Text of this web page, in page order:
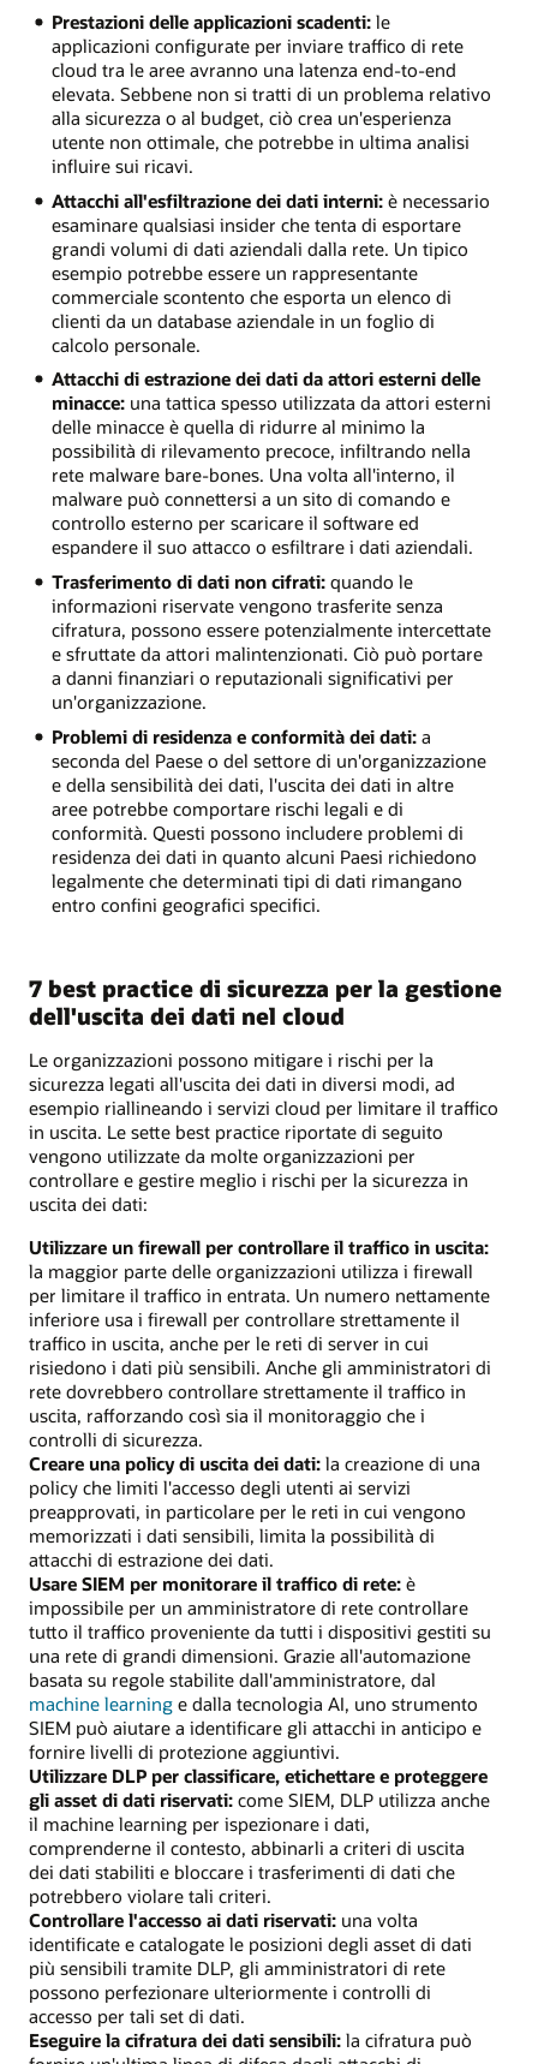
Prestazioni delle applicazioni scadenti:le
applicazioni configurate per inviare traffico di rete
cloud tra le aree avranno una latenza end-to-end
elevata. Sebbene non si tratti di un problema relativo
alla sicurezza o al budget, ciò crea un'esperienza
utente non ottimale, che potrebbe in ultima analisi
influire sui ricavi.
Attacchi all'esfiltrazione dei dati interni:è necessario
esaminare qualsiasi insider che tenta di esportare
grandi volumi di dati aziendali dalla rete. Un tipico
esempio potrebbe essere un rappresentante
commerciale scontento che esporta un elenco di
clienti da un database aziendale in un foglio di
calcolo personale.
Attacchi di estrazione dei dati da attori esterni delle
minacce:una tattica spesso utilizzata da attori esterni
delle minacce è quella di ridurre al minimo la
possibilità di rilevamento precoce, infiltrando nella
rete malware bare-bones. Una volta all'interno, il
malware può connettersi a un sito di comando e
controllo esterno per scaricare il software ed
espandere il suo attacco o esfiltrare i dati aziendali.
Trasferimento di dati non cifrati:quando le
informazioni riservate vengono trasferite senza
cifratura, possono essere potenzialmente intercettate
e sfruttate da attori malintenzionati. Ciò può portare
a danni finanziari o reputazionali significativi per
un'organizzazione.
Problemi di residenza e conformità dei dati:a
seconda del Paese o del settore di un'organizzazione
e della sensibilità dei dati, l'uscita dei dati in altre
aree potrebbe comportare rischi legali e di
conformità. Questi possono includere problemi di
residenza dei dati in quanto alcuni Paesi richiedono
legalmente che determinati tipi di dati rimangano
entro confini geografici specifici.
7 best practice di sicurezza per la gestione
dell'uscita dei dati nel cloud
Le organizzazioni possono mitigare i rischi per la
sicurezza legati all'uscita dei dati in diversi modi, ad
esempio riallineando i servizi cloud per limitare il traffico
in uscita. Le sette best practice riportate di seguito
vengono utilizzate da molte organizzazioni per
controllare e gestire meglio i rischi per la sicurezza in
uscita dei dati:
Utilizzare un firewall per controllare il traffico in uscita:
la maggior parte delle organizzazioni utilizza i firewall
per limitare il traffico in entrata. Un numero nettamente
inferiore usa i firewall per controllare strettamente il
traffico in uscita, anche per le reti di server in cui
risiedono i dati più sensibili. Anche gli amministratori di
rete dovrebbero controllare strettamente il traffico in
uscita, rafforzando così sia il monitoraggio che i
controlli di sicurezza.
Creare una policy di uscita dei dati: la creazione di una
policy che limiti l'accesso degli utenti ai servizi
preapprovati, in particolare per le reti in cui vengono
memorizzati i dati sensibili, limita la possibilità di
attacchi di estrazione dei dati.
Usare SIEM per monitorare il traffico di rete: è
impossibile per un amministratore di rete controllare
tutto il traffico proveniente da tutti i dispositivi gestiti su
una rete di grandi dimensioni. Grazie all'automazione
basata su regole stabilite dall'amministratore, dal
machine learning e dalla tecnologia AI, uno strumento
SIEM può aiutare a identificare gli attacchi in anticipo e
fornire livelli di protezione aggiuntivi.
Utilizzare DLP per classificare, etichettare e proteggere
gli asset di dati riservati: come SIEM, DLP utilizza anche
il machine learning per ispezionare i dati,
comprenderne il contesto, abbinarli a criteri di uscita
dei dati stabiliti e bloccare i trasferimenti di dati che
potrebbero violare tali criteri.
Controllare l'accesso ai dati riservati: una volta
identificate e catalogate le posizioni degli asset di dati
più sensibili tramite DLP, gli amministratori di rete
possono perfezionare ulteriormente i controlli di
accesso per tali set di dati.
Eseguire la cifratura dei dati sensibili: la cifratura può